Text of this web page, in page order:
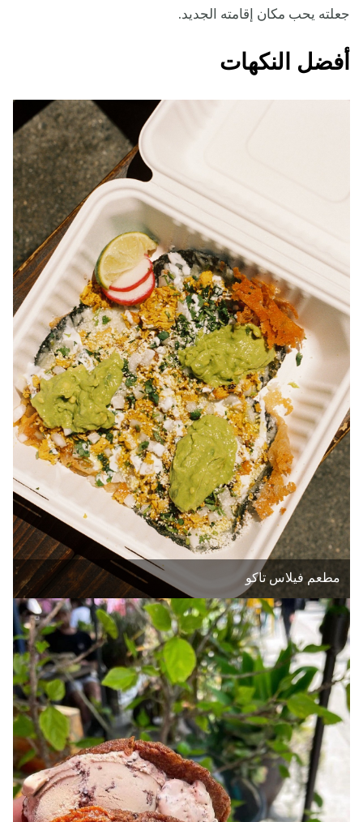
جعلته يحب مكان إقامته الجديد.
أفضل النكهات
مطعم فيلاس تاكو